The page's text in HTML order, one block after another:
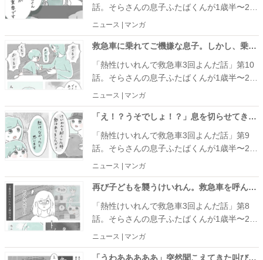
話。そらさんの息子ふたばくんが1歳半〜2歳
10カ月の間に4回起こった熱性けいれんの話
を紹介します。
ニュース | マンガ
救急車に乗れてご機嫌な息子。しかし、乗っているのが怖くなって… #熱性けいれんで救急車3回よんだ話 10
「熱性けいれんで救急車3回よんだ話」第10
話。そらさんの息子ふたばくんが1歳半〜2歳
10カ月の間に4回起こった熱性けいれんの話
を紹介します。
ニュース | マンガ
「え！？うそでしょ！？」息を切らせてきた夫が顔面蒼白の理由は… #熱性けいれんで救急車3回よんだ話 9
「熱性けいれんで救急車3回よんだ話」第9
話。そらさんの息子ふたばくんが1歳半〜2歳
10カ月の間に4回起こった熱性けいれんの話
を紹介します。
ニュース | マンガ
再び子どもを襲うけいれん。救急車を呼んだけれど大事なものを忘れていて… #熱性けいれんで救急車3回よんだ話 8
「熱性けいれんで救急車3回よんだ話」第8
話。そらさんの息子ふたばくんが1歳半〜2歳
10カ月の間に4回起こった熱性けいれんの話
を紹介します。
ニュース | マンガ
「うわあああああ」突然聞こえてきた叫び声。子どもが目を見開いていて… #熱性けいれんで救急車3回よんだ話 7